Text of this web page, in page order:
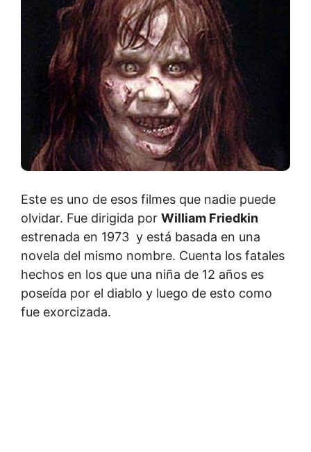
Este es uno de esos filmes que nadie puede
olvidar. Fue dirigida por William Friedkin
estrenada en 1973 y está basada en una
novela del mismo nombre. Cuenta los fatales
hechos en los que una niña de 12 años es
poseída por el diablo y luego de esto como
fue exorcizada.